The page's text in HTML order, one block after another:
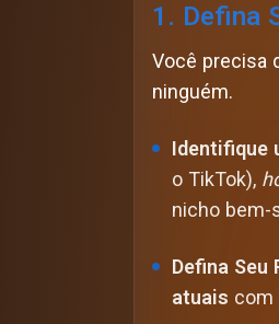
1. Defina
Você precisa
ninguém.
Identifique
o TikTok),
nicho bem-
Defina Seu
atuais com